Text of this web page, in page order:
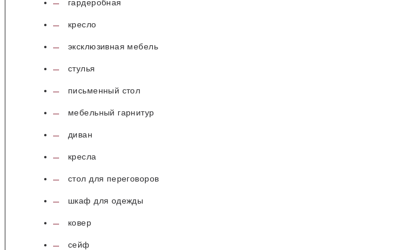
гардеробная
кресло
эксклюзивная мебель
стулья
письменный стол
мебельный гарнитур
диван
кресла
стол для переговоров
шкаф для одежды
ковер
сейф